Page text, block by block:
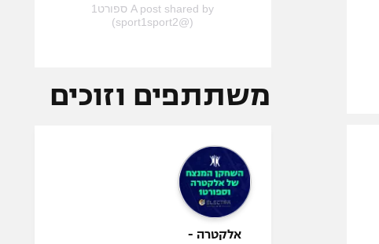
A post shared by ספורט1
(@sport1sport2)
משתתפים וזוכים
אלקטרה -